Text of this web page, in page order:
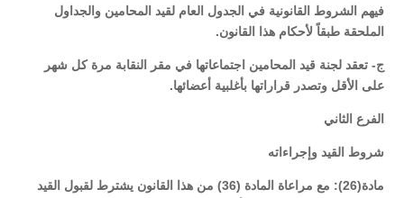
فيهم الشروط القانونية في الجدول العام لقيد المحامين والجداول
الملحقة طبقاً لأحكام هذا القانون.
ج- تعقد لجنة قيد المحامين اجتماعاتها في مقر النقابة مرة كل شهر
على الأقل وتصدر قراراتها بأغلبية أعضائها.
الفرع الثاني
شروط القيد وإجراءاته
مادة(26): مع مراعاة المادة (36) من هذا القانون يشترط لقبول القيد